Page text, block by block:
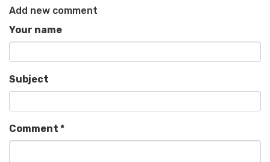
Add new comment
Your name
Subject
Comment *